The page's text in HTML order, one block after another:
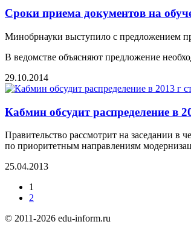
Сроки приема документов на
Минобрнауки выступило с предложением
В ведомстве объясняют предложение
29.10.2014
Кабмин обсудит распределение в
Правительство рассмотрит на заседании в
по приоритетным направлениям
25.04.2013
1
2
© 2011-2026 edu-inform.ru